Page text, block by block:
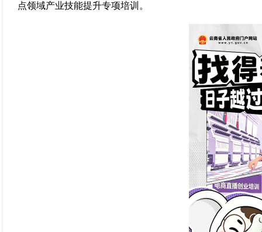
点领域产业技能提升专项培训。